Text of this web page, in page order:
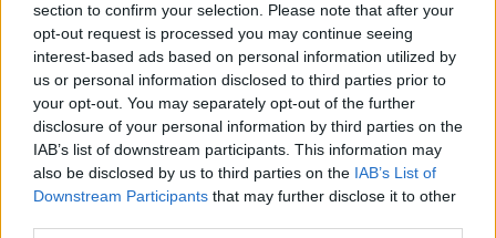
section to confirm your selection. Please note that after your
opt-out request is processed you may continue seeing
interest-based ads based on personal information utilized by
us or personal information disclosed to third parties prior to
your opt-out. You may separately opt-out of the further
disclosure of your personal information by third parties on the
IAB’s list of downstream participants. This information may
also be disclosed by us to third parties on the IAB’s List of
Downstream Participants that may further disclose it to other
Η συμφωνία Arval-Athlon αναδιαμορφώνει την αγορά leasing
VW: Η δύσκολη εξίσωση
της αναδιάρθρωσης
18η συνεχόμενη χρονιά για
τον ΟΤΕ στη διεθνή σειρά